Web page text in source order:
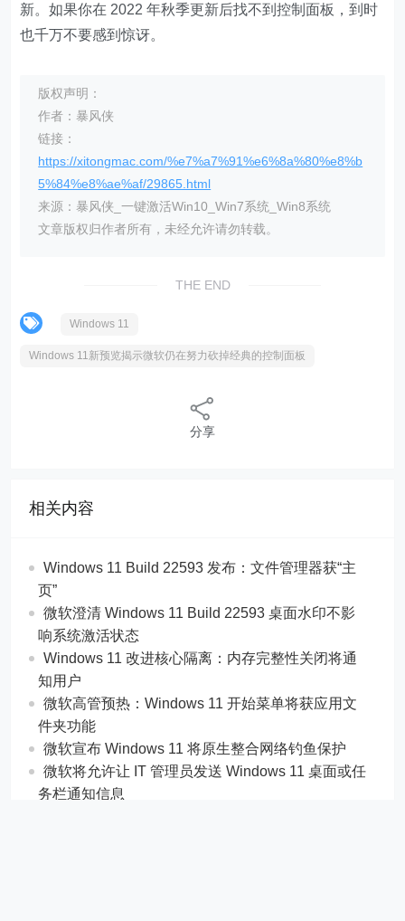
新。如果你在 2022 年秋季更新后找不到控制面板，到时
也千万不要感到惊讶。
版权声明：
作者：暴风侠
链接：
https://xitongmac.com/%e7%a7%91%e6%8a%80%e8%b
5%84%e8%ae%af/29865.html
来源：暴风侠_一键激活Win10_Win7系统_Win8系统
文章版权归作者所有，未经允许请勿转载。
THE END
Windows 11
Windows 11新预览揭示微软仍在努力砍掉经典的控制面板
分享
相关内容
Windows 11 Build 22593 发布：文件管理器获“主
页”
微软澄清 Windows 11 Build 22593 桌面水印不影
响系统激活状态
Windows 11 改进核心隔离：内存完整性关闭将通
知用户
微软高管预热：Windows 11 开始菜单将获应用文
件夹功能
微软宣布 Windows 11 将原生整合网络钓鱼保护
微软将允许让 IT 管理员发送 Windows 11 桌面或任
务栏通知信息